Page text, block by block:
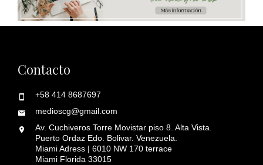
Contacto
+58 414 8687697
medioscg@gmail.com
Av. Cuchiveros Torre Movistar piso 8. Alta Vista.
Puerto Ordaz Edo. Bolivar. Venezuela.
Miami Adress | 6010 NW 170 terrace
Miami Florida 33015